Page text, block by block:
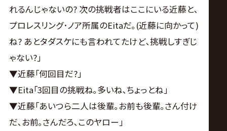
れるんじゃないの? 次の挑戦者はここにいる近藤と､
プロレスリング･ノア所属のEitaだ｡(近藤に向かって)
ね? あとタダスケにも言われてたけど､挑戦しすぎじ
ゃない?｣
▼近藤｢何回目だ?｣
▼Eita｢3回目の挑戦ね｡多いね､ちょっとね｣
▼近藤｢あいつら二人は後輩｡お前も後輩｡さん付け
だ､お前｡さんだろ､このヤロー｣